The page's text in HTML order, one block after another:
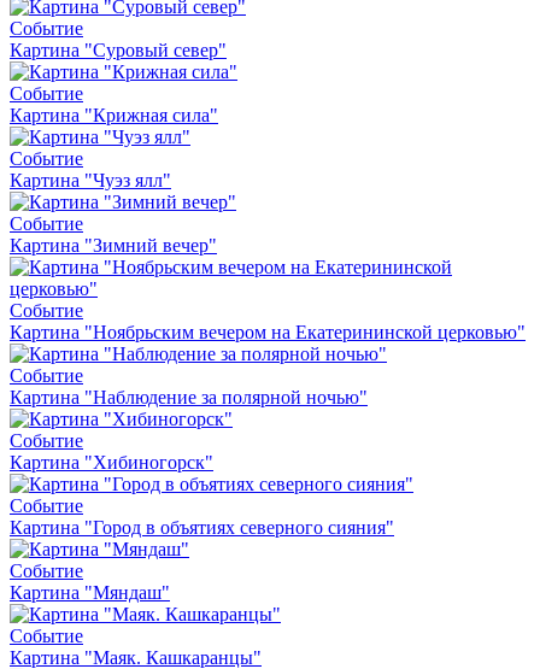
Событие
Картина "Суровый север"
Событие
Картина "Крижная сила"
Событие
Картина "Чуэз ялл"
Событие
Картина "Зимний вечер"
Событие
Картина "Ноябрьским вечером на Екатерининской церковью"
Событие
Картина "Наблюдение за полярной ночью"
Событие
Картина "Хибиногорск"
Событие
Картина "Город в объятиях северного сияния"
Событие
Картина "Мяндаш"
Событие
Картина "Маяк. Кашкаранцы"